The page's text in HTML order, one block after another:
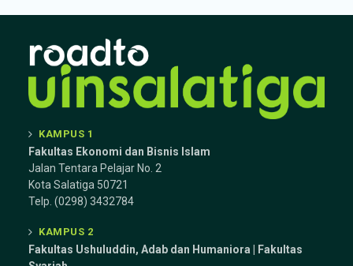
KAMPUS 1
Fakultas Ekonomi dan Bisnis Islam
Jalan Tentara Pelajar No. 2
Kota Salatiga 50721
Telp. (0298) 3432784
KAMPUS 2
Fakultas Ushuluddin, Adab dan Humaniora | Fakultas